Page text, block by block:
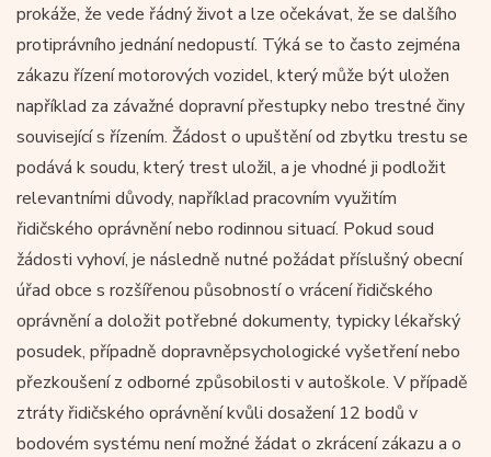
prokáže, že vede řádný život a lze očekávat, že se dalšího
protiprávního jednání nedopustí. Týká se to často zejména
zákazu řízení motorových vozidel, který může být uložen
například za závažné dopravní přestupky nebo trestné činy
související s řízením. Žádost o upuštění od zbytku trestu se
podává k soudu, který trest uložil, a je vhodné ji podložit
relevantními důvody, například pracovním využitím
řidičského oprávnění nebo rodinnou situací. Pokud soud
žádosti vyhoví, je následně nutné požádat příslušný obecní
úřad obce s rozšířenou působností o vrácení řidičského
oprávnění a doložit potřebné dokumenty, typicky lékařský
posudek, případně dopravněpsychologické vyšetření nebo
přezkoušení z odborné způsobilosti v autoškole. V případě
ztráty řidičského oprávnění kvůli dosažení 12 bodů v
bodovém systému není možné žádat o zkrácení zákazu a o